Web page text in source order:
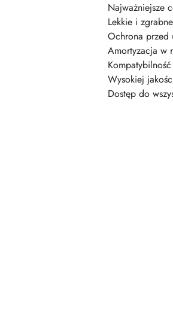
Najważniejsze
Lekkie i
Ochrona przed
Amortyzacja w
Wysokiej
Dostęp do